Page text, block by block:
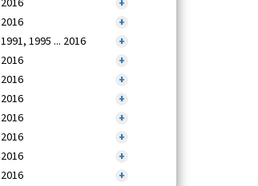
2016
+
1991, 1995 ... 2016
+
2016
+
2016
+
2016
+
2016
+
2016
+
2016
+
2016
+